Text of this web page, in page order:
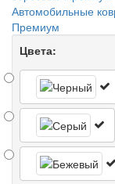
Автомобильные
Премиум
Цвета: